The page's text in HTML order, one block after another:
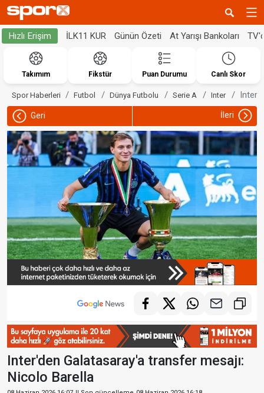
Hızlı Erişim İLK11 KUR Günün Özeti At Yarışı Bankoları
Takımım Fikstür Puan Durumu Canlı Skor
Spor Haberleri Futbol Dünya Futbolu Serie A Inter
Geri İleri
Inter'den Galatasaray'a transfer mesajı:
Nicolo Barella